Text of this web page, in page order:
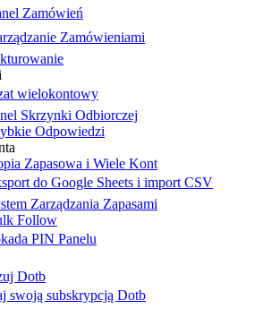
Zamówień
Zamówieniami
wielokontowy
Skrzynki Odbiorczej
Odpowiedzi
Zapasowa i Wiele Kont
do Google Sheets i import CSV
Zarządzania Zapasami
Follow
PIN Panelu
Dotb
swoją subskrypcją Dotb